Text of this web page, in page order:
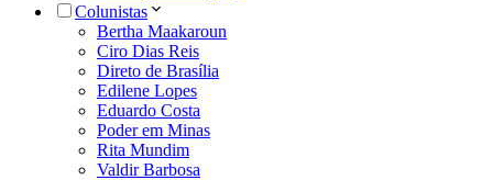
Colunistas
Bertha Maakaroun
Ciro Dias Reis
Direto de Brasília
Edilene Lopes
Eduardo Costa
Poder em Minas
Rita Mundim
Valdir Barbosa